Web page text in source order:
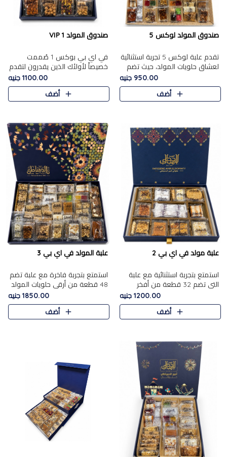
صندوق المولد لوكس 5
تقدم علبة لوكس 5 تجربة استثنائية
لعشاق حلويات المولد، حيث تضم
42 قطعة من تشكيلة فاخرة تجمع
بين أشهر الأصناف التقليدية وأصناف
مميزة مختارة بع..
950.00 جنيه
أضف
صندوق المولد VIP 1
في اي بي بوكس 1 صُممت
خصيصاً لأولئك الذين يقدرون لتقدم
تجربة استثنائية بوكس تجمع بين
أفخر حلويات المولد المصري مع
تشكيلة مختارة من الأصناف ..
1100.00 جنيه
أضف
علبة مولد في اي بي 2
استمتع بتجربة استثنائية مع علبة
التي تضم 32 قطعة من أفخر
حلويات المولد الشرقية، في تشكيلة
تجمع بين الأصالة والاختيارات
الفاخرة. تحتوي العلبة..
1200.00 جنيه
أضف
علبة المولد في اي بي 3
استمتع بتجربة فاخرة مع علبة تضم
48 قطعة من أرقى حلويات المولد
الشرقية، في تشكيلة تجمع بين
الأصناف التقليدية الفاخرة والاختيارات
1850.00 جنيه
أضف